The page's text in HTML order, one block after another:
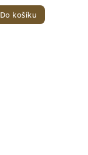
Do košíku